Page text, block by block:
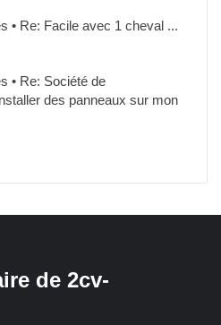
• Re: Facile avec 1 cheval ...
• Re: Société de
des panneaux sur mon
de 2cv-